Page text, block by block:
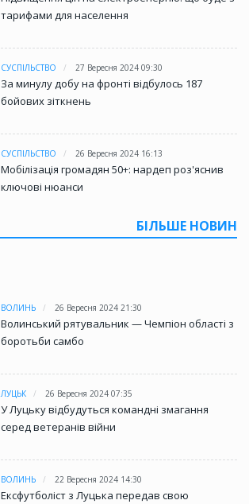
тарифами для населення
СУСПІЛЬСТВО 27 Вересня 2024 09:30
За минулу добу на фронті відбулось 187
бойових зіткнень
СУСПІЛЬСТВО 26 Вересня 2024 16:13
Мобілізація громадян 50+: нардеп роз'яснив
ключові нюанси
БІЛЬШЕ НОВИН
ВОЛИНЬ 26 Вересня 2024 21:30
Волинський рятувальник — Чемпіон області з
боротьби самбо
ЛУЦЬК 26 Вересня 2024 07:35
У Луцьку відбудуться командні змагання
серед ветеранів війни
ВОЛИНЬ 22 Вересня 2024 14:30
Ексфутболіст з Луцька передав свою